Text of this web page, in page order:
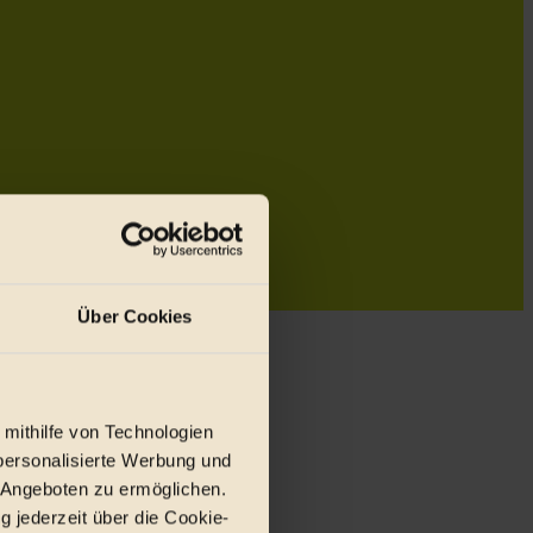
Über Cookies
von Technologien
Werbung und
zu ermöglichen.
jederzeit über die Cookie-